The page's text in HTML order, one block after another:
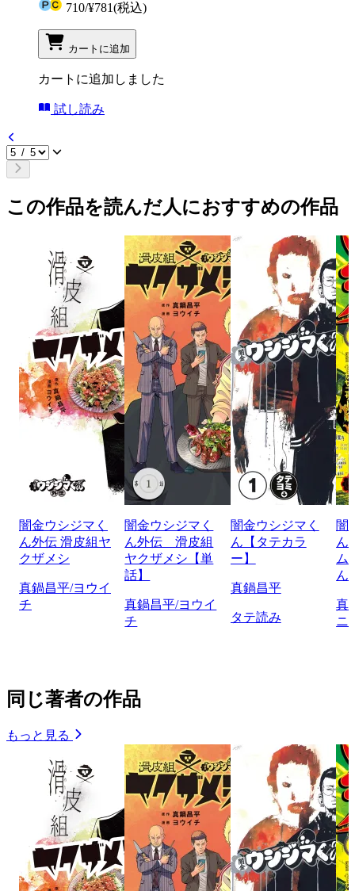
710/¥781(税込)
カートに追加
カートに追加しました
試し読み
この作品を読んだ人におすすめの作品
闇金ウシジマく
ん外伝 滑皮組ヤ
クザメシ
真鍋昌平/ヨウイ
チ
闇金ウシジマく
ん外伝 滑皮組
ヤクザメシ【単
話】
真鍋昌平/ヨウイ
チ
闇金ウシジマく
ん【タテカラ
ー】
真鍋昌平
タテ読み
闇
ん
ム
ん
真
ニ
同じ著者の作品
もっと見る